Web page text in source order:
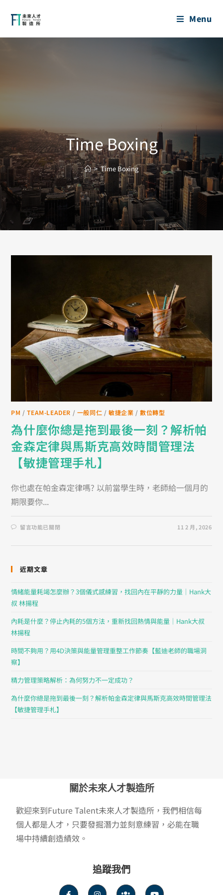
Menu
Time Boxing
> Time Boxing
PM /TEAM-LEADER / 一般同仁 /敏捷企業 /數位轉型
為什麼你總是拖到最後一刻？解析帕
金森定律與馬斯克高效時間管理法
【敏捷管理手札】
你也處在帕金森定律嗎? 以前當學生時，老師給一個月的
期限要你...
留言功能已關閉 11 2 月, 2026
近期文章
情緒能量耗竭怎麼辦？3個儀式感練習，找回內在平靜的力量｜Hank大
叔 林揚程
內耗是什麼？停止內耗的5個方法，重新找回熱情與能量｜Hank大叔
林揚程
時間不夠用？用4D決策與能量管理重整工作節奏【藍迪老師的職場洞
察】
精力管理策略解析：為何努力不一定成功？
為什麼你總是拖到最後一刻？解析帕金森定律與馬斯克高效時間管理法
【敏捷管理手札】
關於未來人才製造所
歡迎來到Future Talent未來人才製造所，我們相信每
個人都是人才，只要發掘潛力並刻意練習，必能在職
場中持續創造績效。
追蹤我們